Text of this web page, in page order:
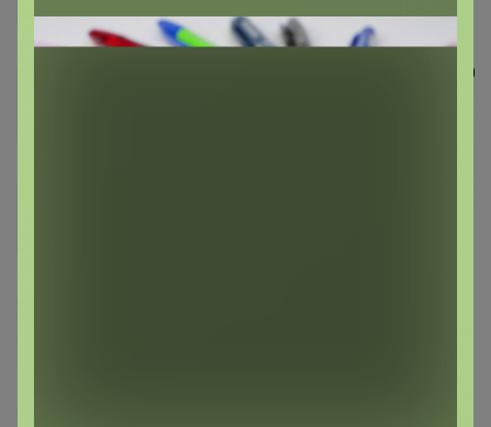
Стоп 09 августа Собрана на 100%
СП251 GREG, CASINO - футболки от 480